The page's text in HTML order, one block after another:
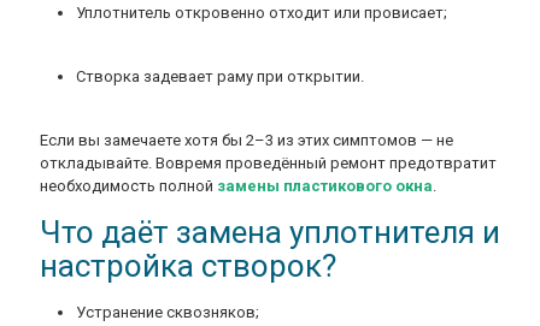
Уплотнитель откровенно отходит или провисает;
Створка задевает раму при открытии.
Если вы замечаете хотя бы 2–3 из этих симптомов — не
откладывайте. Вовремя проведённый ремонт предотвратит
необходимость полной замены пластикового окна.
Что даёт замена уплотнителя и
настройка створок?
Устранение сквозняков;